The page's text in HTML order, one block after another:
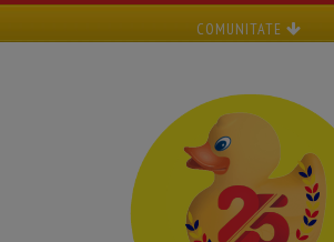
COMUNITATE